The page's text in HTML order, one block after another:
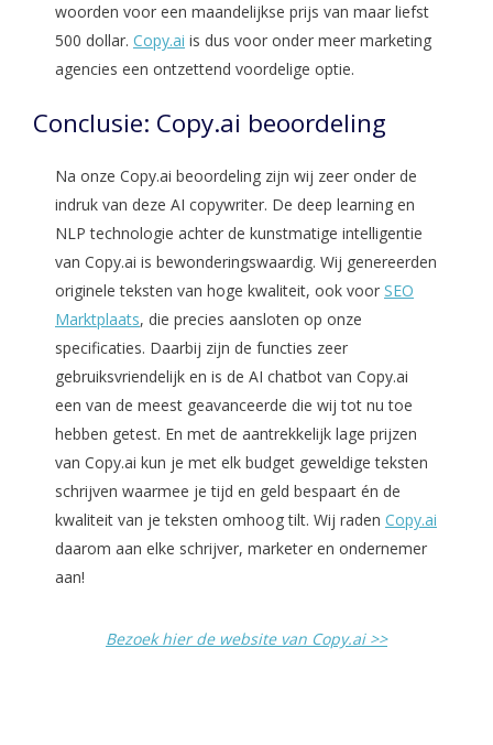
woorden voor een maandelijkse prijs van maar liefst
500 dollar. Copy.ai is dus voor onder meer marketing
agencies een ontzettend voordelige optie.
Conclusie: Copy.ai beoordeling
Na onze Copy.ai beoordeling zijn wij zeer onder de
indruk van deze AI copywriter. De deep learning en
NLP technologie achter de kunstmatige intelligentie
van Copy.ai is bewonderingswaardig. Wij genereerden
originele teksten van hoge kwaliteit, ook voor SEO
Marktplaats, die precies aansloten op onze
specificaties. Daarbij zijn de functies zeer
gebruiksvriendelijk en is de AI chatbot van Copy.ai
een van de meest geavanceerde die wij tot nu toe
hebben getest. En met de aantrekkelijk lage prijzen
van Copy.ai kun je met elk budget geweldige teksten
schrijven waarmee je tijd en geld bespaart én de
kwaliteit van je teksten omhoog tilt. Wij raden Copy.ai
daarom aan elke schrijver, marketer en ondernemer
aan!
Bezoek hier de website van Copy.ai >>